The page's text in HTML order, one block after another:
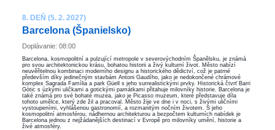
8. DEŇ (5. 2. 2027)
Barcelona ​​(Španielsko)
Doplávanie: 08:00
Barcelona, kosmopolitní a pulzující metropole v severovýchodním Španělsku, je známá
pro svou architektonickou krásu, bohatou historii a živý kulturní život. Město nabízí
neuvěřitelnou kombinaci moderního designu a historického dědictví, což je patrné
především díky jedinečným stavbám Antoni Gaudího, jako je nedokončené chrámové
komplex Sagrada Família a park Güell s jeho surrealistickými prvky. Historická čtvrť Barri
Gòtic s úzkými uličkami a gotickými památkami přitahuje milovníky historie. Barcelona je
také známá pro své bohaté muzea, jako je Picasso muzeum, které představuje díla
tohoto umělce, který zde žil a pracoval. Město žije ve dne i v noci, s živými uličními
vystoupeními, vyhlášenou gastronomií, a rozmanitým nočním životem. S jeho
kosmopolitní atmosférou, nádhernou architekturou a bezpočtem kulturních nabídek je
Barcelona jednou z nejžádanějších destinací v Evropě pro milovníky umění, historie a
živé atmosféry.